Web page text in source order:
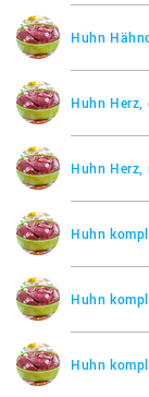
Huhn
Huhn Herz,
Huhn Herz,
Huhn
Huhn
Huhn